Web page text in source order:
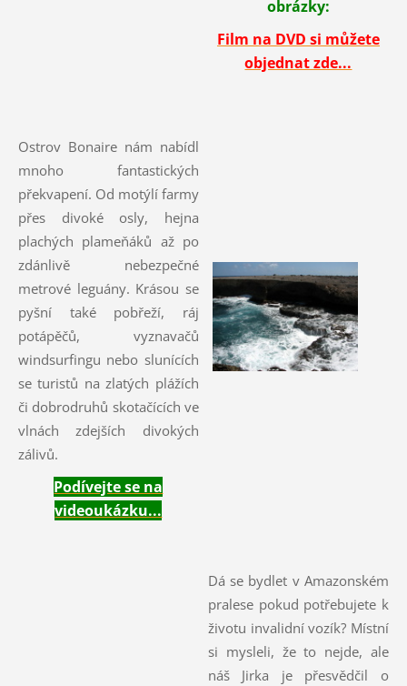
obrázky:
Film na DVD si můžete
objednat zde...
Ostrov Bonaire nám nabídl
mnoho fantastických
překvapení. Od motýlí farmy
přes divoké osly, hejna
plachých plameňáků až po
zdánlivě nebezpečné
metrové leguány. Krásou se
pyšní také pobřeží, ráj
potápěčů, vyznavačů
windsurfingu nebo slunících
se turistů na zlatých plážích
či dobrodruhů skotačících ve
vlnách zdejších divokých
zálivů.
Podívejte se na
videoukázku...
Dá se bydlet v Amazonském
pralese pokud potřebujete k
životu invalidní vozík? Místní
si mysleli, že to nejde, ale
náš Jirka je přesvědčil o